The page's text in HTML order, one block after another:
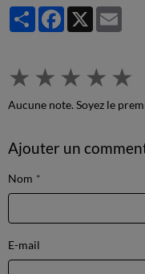
PartagerFacebook
X
★ ★ ★ ★ ★
Aucune note. Soyez le
Ajouter un
Nom
E-mail